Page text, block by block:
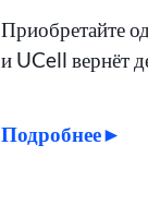
Приобретайте
и UCell вернёт
Подробнее►